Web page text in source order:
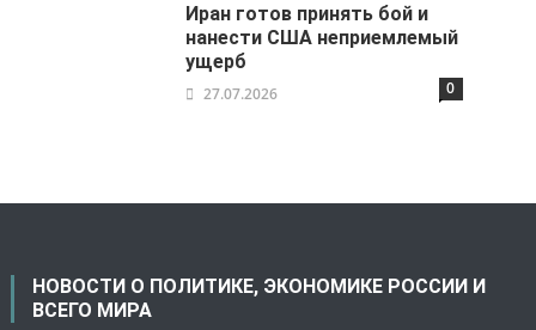
Иран готов принять бой и
нанести США неприемлемый
ущерб
27.07.2026 0
НОВОСТИ О ПОЛИТИКЕ, ЭКОНОМИКЕ РОССИИ И
ВСЕГО МИРА